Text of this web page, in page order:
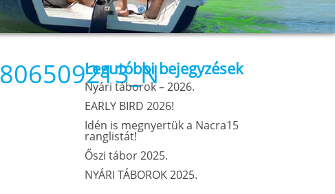
Legutóbbi bejegyzések
Nyári táborok – 2026.
EARLY BIRD 2026!
Idén is megnyertük a Nacra15
ranglistát!
Őszi tábor 2025.
NYÁRI TÁBOROK 2025.